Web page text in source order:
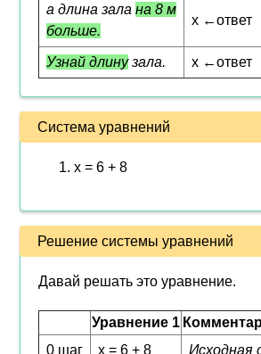
а длина зала на 8 м
больше.
x ←ответ
Узнай длинузала. x ←ответ
Система уравнений
x = 6 + 8
Решение системы уравнений
Давай решать это уравнение.
Уравнение 1
0 шаг
x = 6 + 8 Исходная